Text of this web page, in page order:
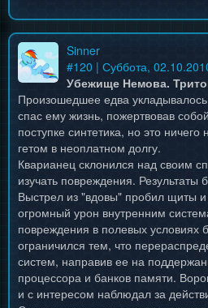
Sinner
#120 | Суббота,
Убежище Немова.
Произошедшее едва
спас ему жизнь, пожертвовав
поступке синтетика, но это
гетом в неоплатном долгу.
Кварианец склонился над своим
изучать повреждения.
Выстрел из "вдовы" пробил щиты
огромный урон внутренним
повреждения в полевых условиях
ограничился тем, что
систем, направив ее на
процессора и банков памяти.
и с интересом наблюдал за